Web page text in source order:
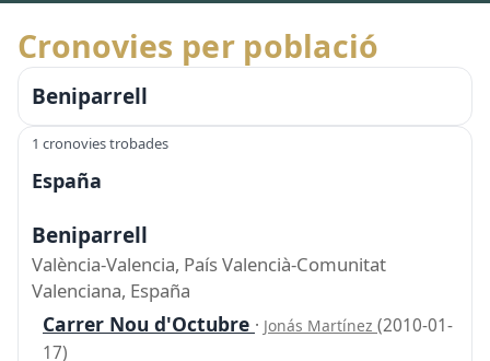
Cronovies per població
Beniparrell
1 cronovies trobades
España
Beniparrell
València-Valencia, País Valencià-Comunitat
Valenciana, España
Carrer Nou d'Octubre · Jonás Martínez (2010-01-
17)